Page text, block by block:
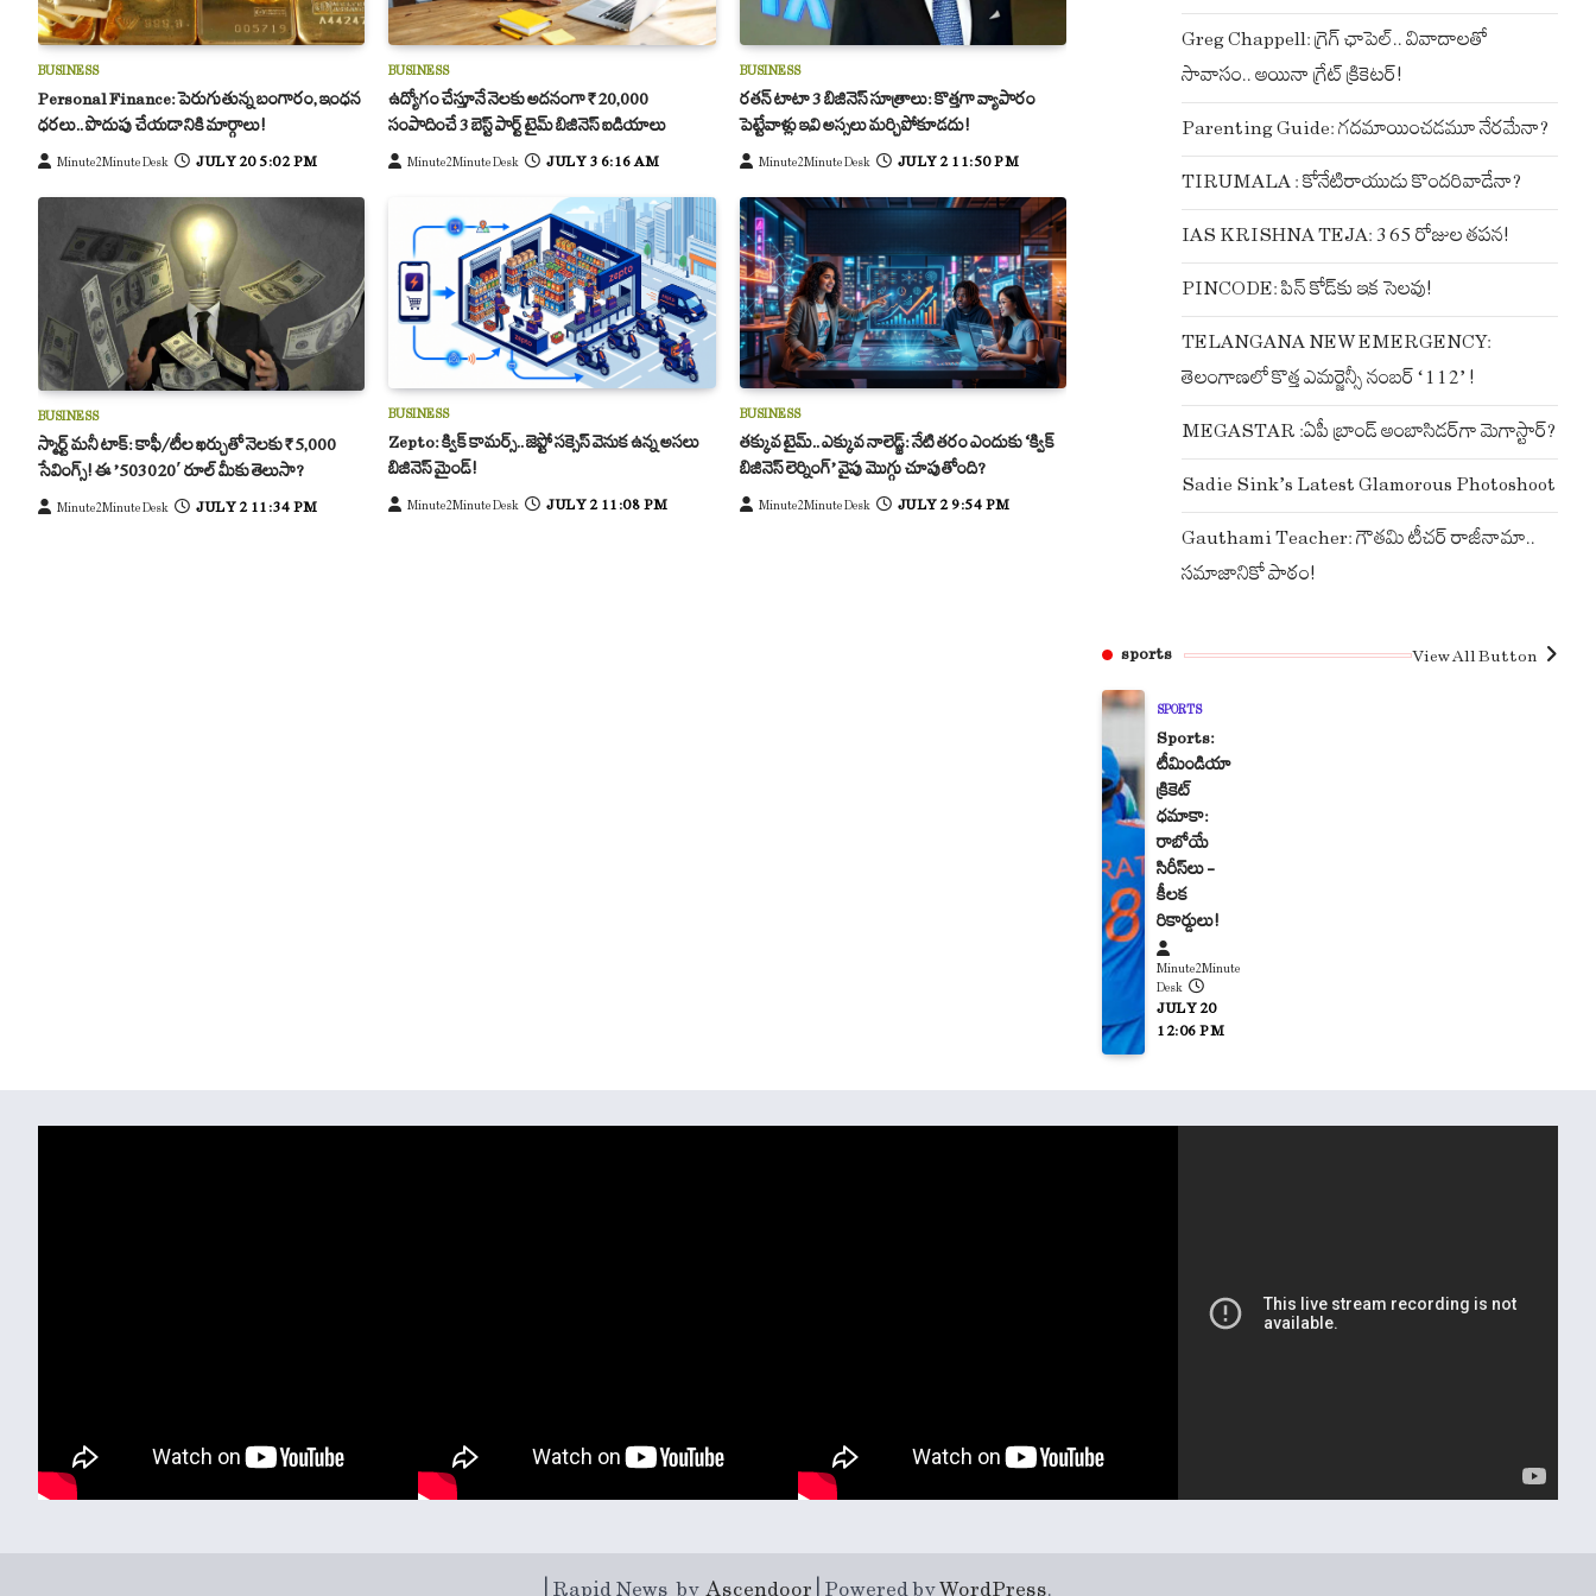
BUSINESS
Personal Finance: పెరుగుతున్న బంగారం, ఇంధన
ధరలు.. పొదుపు చేయడానికి మార్గాలు!
Minute2Minute Desk JULY 20 5:02 PM
BUSINESS
ఉద్యోగం చేస్తూనే నెలకు అదనంగా ₹20,000
సంపాదించే 3 బెస్ట్ పార్ట్ టైమ్ బిజినెస్ ఐడియాలు
Minute2Minute Desk JULY 3 6:16 AM
BUSINESS
రతన్ టాటా 3 బిజినెస్ సూత్రాలు: కొత్తగా వ్యాపారం
పెట్టేవాళ్లు ఇవి అస్సలు మర్చిపోకూడదు!
Minute2Minute Desk JULY 2 11:50 PM
BUSINESS
స్మార్ట్ మనీ టాక్: కాఫీ/టీల ఖర్చుతో నెలకు ₹5,000
సేవింగ్స్! ఈ ’50-30-20′ రూల్ మీకు తెలుసా?
Minute2Minute Desk JULY 2 11:34 PM
BUSINESS
Zepto: క్విక్ కామర్స్.. జెప్టో సక్సెస్ వెనుక ఉన్న అసలు
బిజినెస్ మైండ్!
Minute2Minute Desk JULY 2 11:08 PM
BUSINESS
తక్కువ టైమ్.. ఎక్కువ నాలెడ్జ్: నేటి తరం ఎందుకు ‘క్విక్
బిజినెస్ లెర్నింగ్’ వైపు మొగ్గు చూపుతోంది?
Minute2Minute Desk JULY 2 9:54 PM
Greg Chappell: గ్రెగ్ ఛాపెల్.. వివాదాలతో
సావాసం.. అయినా గ్రేట్ క్రికెటర్!
Parenting Guide: గదమాయించడమూ నేరమేనా?
TIRUMALA : కోనేటిరాయుడు కొందరివాడేనా?
IAS KRISHNA TEJA: 365 రోజుల తపన!
PINCODE: పిన్ కోడ్‌కు ఇక సెలవు!
TELANGANA NEW EMERGENCY:
తెలంగాణలో కొత్త ఎమర్జెన్సీ నంబర్ ‘112’ !
MEGASTAR :ఏపీ బ్రాండ్ అంబాసిడర్‌గా మెగాస్టార్?
Sadie Sink’s Latest Glamorous Photoshoot
Gauthami Teacher: గౌతమి టీచర్ రాజీనామా..
సమాజానికో పాఠం!
sports View All Button
SPORTS
Sports:
టీమిండియా
క్రికెట్
ధమాకా:
రాబోయే
సిరీస్‌లు –
కీలక
రికార్డులు!
Minute2Minute
Desk
JULY 20
12:06 PM